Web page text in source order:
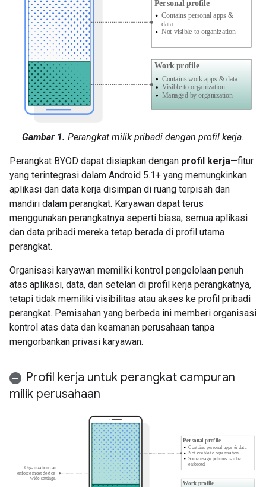
Gambar 1. Perangkat milik pribadi dengan profil kerja.
Perangkat BYOD dapat disiapkan dengan profil kerja—fitur
yang terintegrasi dalam Android 5.1+ yang memungkinkan
aplikasi dan data kerja disimpan di ruang terpisah dan
mandiri dalam perangkat. Karyawan dapat terus
menggunakan perangkatnya seperti biasa; semua aplikasi
dan data pribadi mereka tetap berada di profil utama
perangkat.
Organisasi karyawan memiliki kontrol pengelolaan penuh
atas aplikasi, data, dan setelan di profil kerja perangkatnya,
tetapi tidak memiliki visibilitas atau akses ke profil pribadi
perangkat. Pemisahan yang berbeda ini memberi organisasi
kontrol atas data dan keamanan perusahaan tanpa
mengorbankan privasi karyawan.
Profil kerja untuk perangkat campuran
milik perusahaan